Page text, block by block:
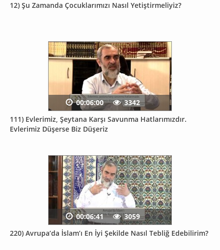
12) Şu Zamanda Çocuklarımızı Nasıl Yetiştirmeliyiz?
111) Evlerimiz, Şeytana Karşı Savunma Hatlarımızdır.
Evlerimiz Düşerse Biz Düşeriz
00:06:00 3342
220) Avrupa’da İslam’ı En İyi Şekilde Nasıl Tebliğ Edebilirim?
00:06:41 3059